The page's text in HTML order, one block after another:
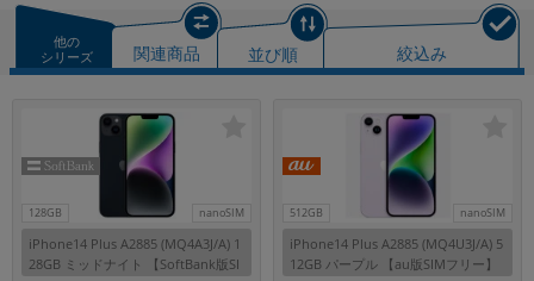
他の
シリーズ 関連商品 並び順 絞込み
128GB nanoSIM
iPhone14 Plus A2885 (MQ4A3J/A) 1
28GB ミッドナイト 【SoftBank版SI
512GB nanoSIM
iPhone14 Plus A2885 (MQ4U3J/A) 5
12GB パープル 【au版SIMフリー】
人気の検索ワード：Let's noteEliteBookMacBook
カテゴリー
「スマートフォン」「タブレット」など
シリーズ
商品シリーズ名・ブランド名の絞り込み。
「iPhone」「Xperia」「Galaxy」など
メーカー
製造、販売メーカーの絞り込み